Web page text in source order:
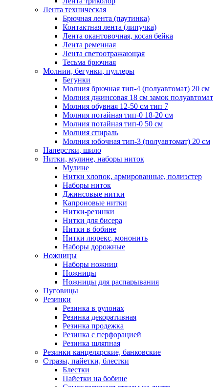
Лента техническая
Брючная лента (паутинка)
Контактная лента (липучка)
Лента окантовочная, косая бейка
Лента ременная
Лента светоотражающая
Тесьма брючная
Молнии, бегунки, пуллеры
Бегунки
Молния брючная тип-4 (полуавтомат) 20 см
Молния джинсовая 18 см замок полуавтомат
Молния обувная 12-50 см тип 7
Молния потайная тип-0 18-20 см
Молния потайная тип-0 50 см
Молния спираль
Молния юбочная тип-3 (полуавтомат) 20 см
Наперстки, шило
Нитки, мулине, наборы ниток
Мулине
Нитки хлопок, армированные, полиэстер
Наборы ниток
Джинсовые нитки
Капроновые нитки
Нитки-резинки
Нитки для бисера
Нитки в бобине
Нитки люрекс, мононить
Наборы дорожные
Ножницы
Наборы ножниц
Ножницы
Ножницы для распарывания
Пуговицы
Резинки
Резинка в рулонах
Резинка декоративная
Резинка продежка
Резинка с перфорацией
Резинка шляпная
Резинки канцелярские, банковские
Стразы, пайетки, блестки
Блестки
Пайетки на бобине